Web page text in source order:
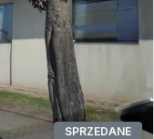
SPRZEDANE